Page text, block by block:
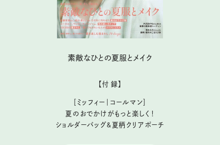
素敵なひとの夏服とメイク
【付 録】
［ミッフィー｜コールマン］
夏のおでかけがもっと楽しく！
ショルダーバッグ&夏柄クリアポーチ